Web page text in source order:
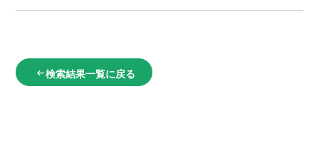
arrow_left_alt検索結果一覧に戻る